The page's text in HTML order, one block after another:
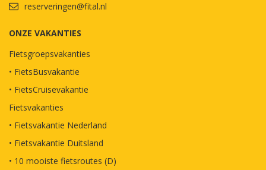
reserveringen@fital.nl
ONZE VAKANTIES
Fietsgroepsvakanties
• FietsBusvakantie
• FietsCruisevakantie
Fietsvakanties
• Fietsvakantie Nederland
• Fietsvakantie Duitsland
• 10 mooiste fietsroutes (D)